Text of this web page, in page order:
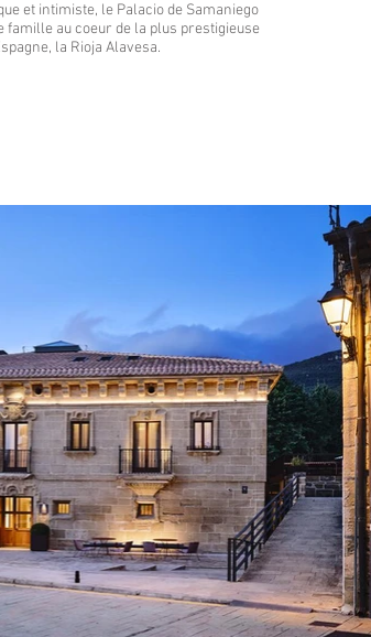
et intimiste, le Palacio de Samaniego
famille au coeur de la plus prestigieuse
la Rioja Alavesa.